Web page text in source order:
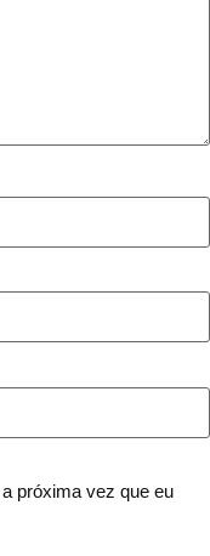
próxima vez que eu